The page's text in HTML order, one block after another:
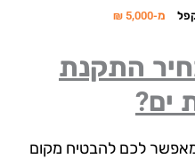
₪
התקנת
לכם להבטיח מקום